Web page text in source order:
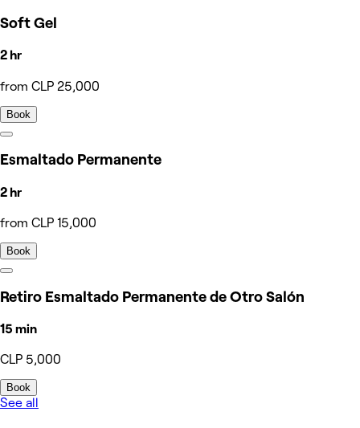
Soft Gel
2 hr
from CLP 25,000
Book
Esmaltado Permanente
2 hr
from CLP 15,000
Book
Retiro Esmaltado Permanente de Otro Salón
15 min
CLP 5,000
Book
See all